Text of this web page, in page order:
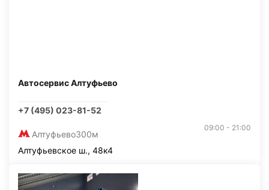
Автосервис Алтуфьево
+7 (495) 023-81-52
Алтуфьево300м
09:00 - 21:00
Алтуфьевское ш., 48к4